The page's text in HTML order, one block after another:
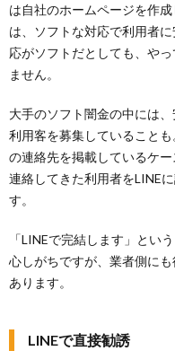
は自社のホームページを作
は、ソフトな対応で利用者
応がソフトだとしても、や
ません。
大手のソフト闇金の中には
利用客を募集していること
の連絡先を掲載しているケ
連絡してきた利用者をLINE
す。
「LINEで完結します」とい
心しがちですが、業者側に
あります。
LINEで直接勧誘